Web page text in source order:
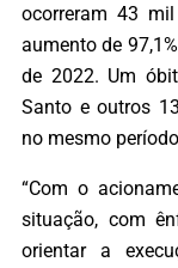
ocorreram 43
aumento de
de 2022. Um
Santo e outros
no mesmo
“Com o
situação, com
orientar a